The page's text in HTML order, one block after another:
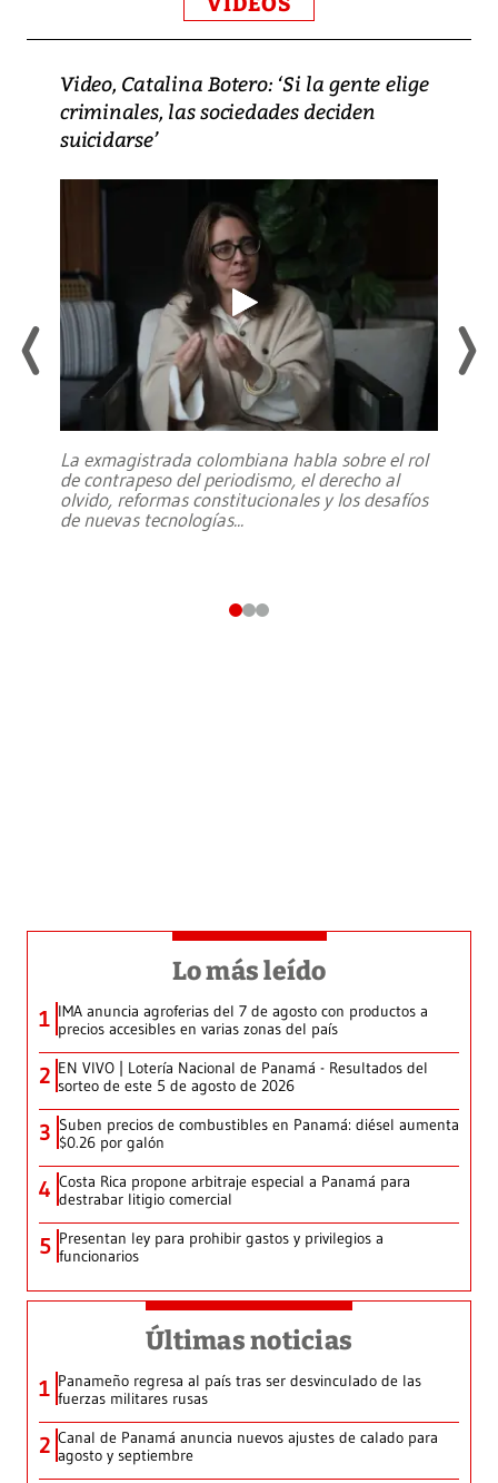
Video, Catalina Botero: ‘Si la gente elige
criminales, las sociedades deciden
suicidarse’
La exmagistrada colombiana habla sobre el rol
de contrapeso del periodismo, el derecho al
olvido, reformas constitucionales y los desafíos
de nuevas tecnologías...
Lo más leído
1 IMA anuncia agroferias del 7 de agosto con productos a
precios accesibles en varias zonas del país
2 EN VIVO | Lotería Nacional de Panamá - Resultados del
sorteo de este 5 de agosto de 2026
3 Suben precios de combustibles en Panamá: diésel aumenta
$0.26 por galón
4 Costa Rica propone arbitraje especial a Panamá para
destrabar litigio comercial
5 Presentan ley para prohibir gastos y privilegios a
funcionarios
Últimas noticias
1 Panameño regresa al país tras ser desvinculado de las
fuerzas militares rusas
2 Canal de Panamá anuncia nuevos ajustes de calado para
agosto y septiembre